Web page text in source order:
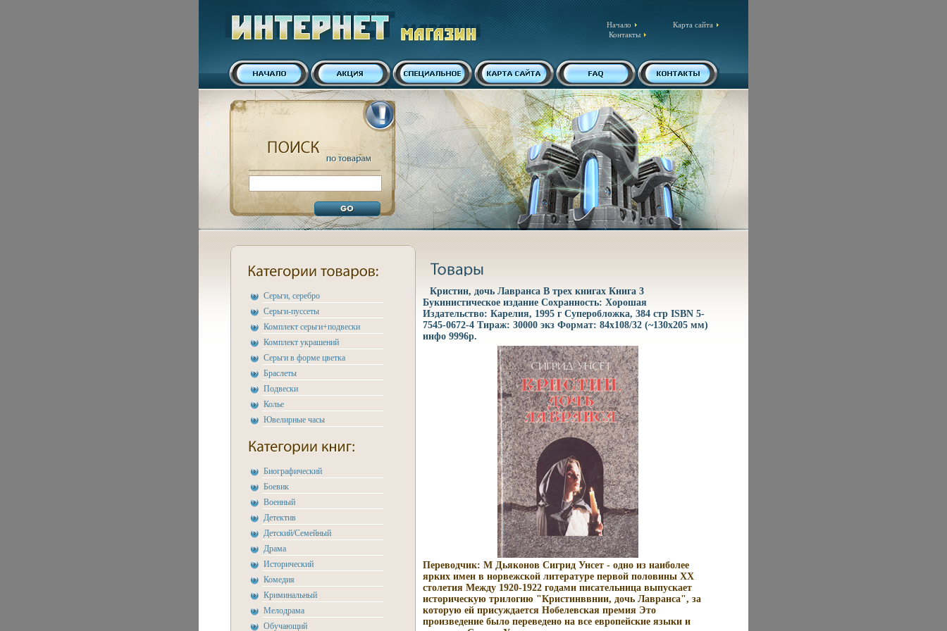
Начало
Карта сайта
Контакты
Серьги, серебро
Серьги-пуссеты
Комплект серьги+подвески
Комплект украшений
Серьги в форме цветка
Браслеты
Подвески
Колье
Ювелирные часы
Биографический
Боевик
Военный
Детектив
Детский/Семейный
Драма
Исторический
Комедия
Криминальный
Мелодрама
Обучающий
Кристин, дочь Лавранса В трех книгах Книга 3
Букинистическое издание Сохранность: Хорошая
Издательство: Карелия, 1995 г Суперобложка, 384 стр ISBN 5-
7545-0672-4 Тираж: 30000 экз Формат: 84x108/32 (~130х205 мм)
инфо 9996p.
Переводчик: М Дьяконов Сигрид Унсет - одно из наиболее
ярких имен в норвежской литературе первой половины XX
столетия Между 1920-1922 годами писательница выпускает
историческую трилогию "Кристинввнии, дочь Лавранса", за
которую ей присуждается Нобелевская премия Это
произведение было переведено на все европейские языки и